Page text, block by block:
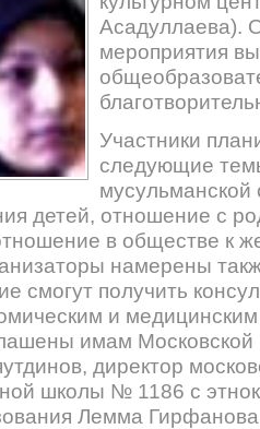
Асадуллаева).
мероприятия
Участники
следующие
детей, отношение с
в обществе к
намерены
смогут получить
и
имам
директор
школы № 1186 с
Лемма Гирфанова